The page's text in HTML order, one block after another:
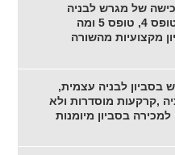
של מגרש לבניה
עצמית, טפסים ומושגי יסוד, טופס 4, טופס 5 ומה
מקצועיות מהשורה
בסביון לבניה עצמית,
,קרקעות מוסדרות ולא
בסביון מיומנות